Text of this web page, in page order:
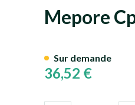
671000
Mepore
36,52 €
Sur demande